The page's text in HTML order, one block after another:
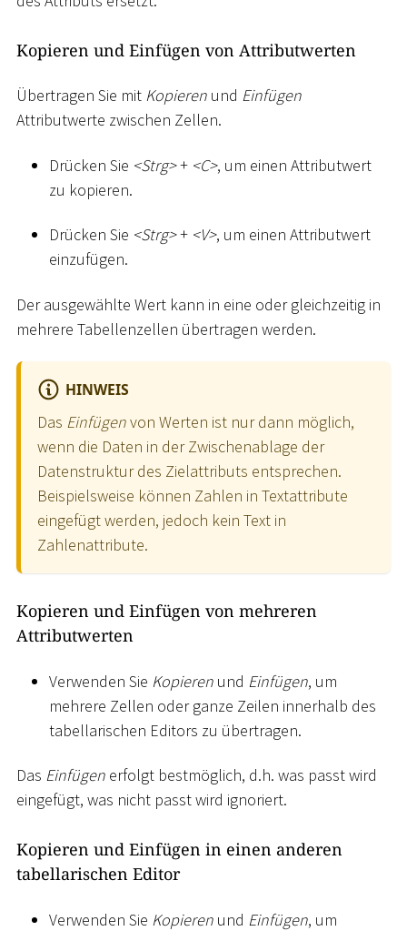
Kopieren und Einfügen von Attributwerten
Übertragen Sie mit Kopieren und Einfügen
Attributwerte zwischen Zellen.
Drücken Sie <Strg>+ <C>, um einen Attributwert
zu kopieren.
Drücken Sie <Strg>+ <V>, um einen Attributwert
einzufügen.
Der ausgewählte Wert kann in eine oder gleichzeitig in
mehrere Tabellenzellen übertragen werden.
HINWEIS
Das Einfügenvon Werten ist nur dann möglich,
wenn die Daten in der Zwischenablage der
Datenstruktur des Zielattributs entsprechen.
Beispielsweise können Zahlen in Textattribute
eingefügt werden, jedoch kein Text in
Zahlenattribute.
Kopieren und Einfügen von mehreren
Attributwerten
Verwenden Sie Kopieren und Einfügen, um
mehrere Zellen oder ganze Zeilen innerhalb des
tabellarischen Editors zu übertragen.
Das Einfügen erfolgt bestmöglich, d.h. was passt wird
eingefügt, was nicht passt wird ignoriert.
Kopieren und Einfügen in einen anderen
tabellarischen Editor
Verwenden Sie Kopieren und Einfügen, um